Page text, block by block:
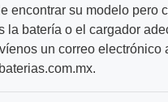
encontrar su modelo pero
la batería o el cargador
un correo electrónico